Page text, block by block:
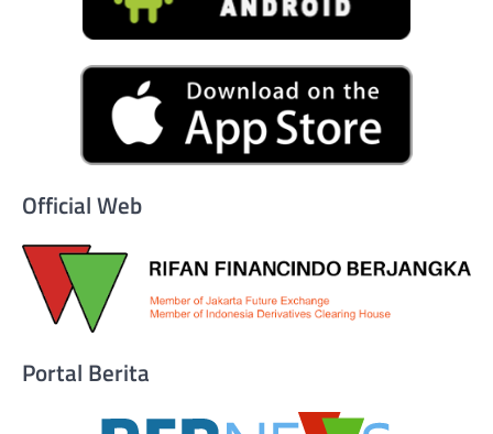
Official Web
Portal Berita